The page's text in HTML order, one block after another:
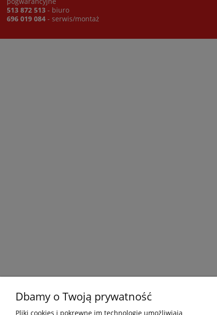
513 872 513 - biuro
696 019 084 - serwis/montaż
Dbamy o Twoją prywatność
Pliki cookies i pokrewne im technologie umożliwiają